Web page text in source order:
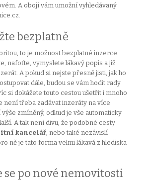
A obojí vám umožní vyhledávaný
bezplatně
to je možnost bezplatné inzerce.
nafoťte, vymyslete lákavý popis a již
A pokud si nejste přesně jisti, jak ho
dále, budou se vám hodit rady
si dokážete touto cestou ušetřit i mnoho
není třeba zadávat inzeráty na více
zmíněný, odkud je vše automaticky
A tak není divu, že podobné cesty
kancelář , nebo také nezávislí
ně je tato forma velmi lákavá z hlediska
se po nové nemovitosti